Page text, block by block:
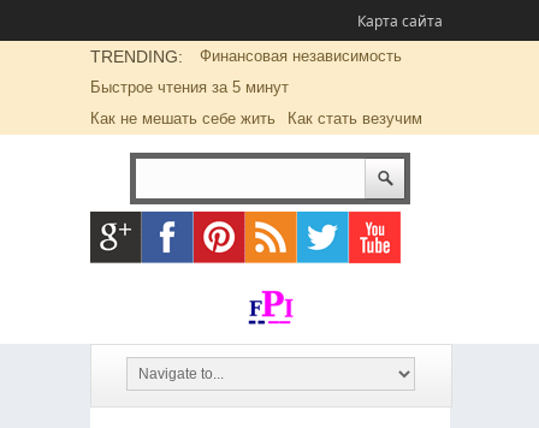
Карта сайта
TRENDING:
Финансовая независимость
Быстрое чтения за 5 минут
Как не мешать себе жить
Как стать везучим